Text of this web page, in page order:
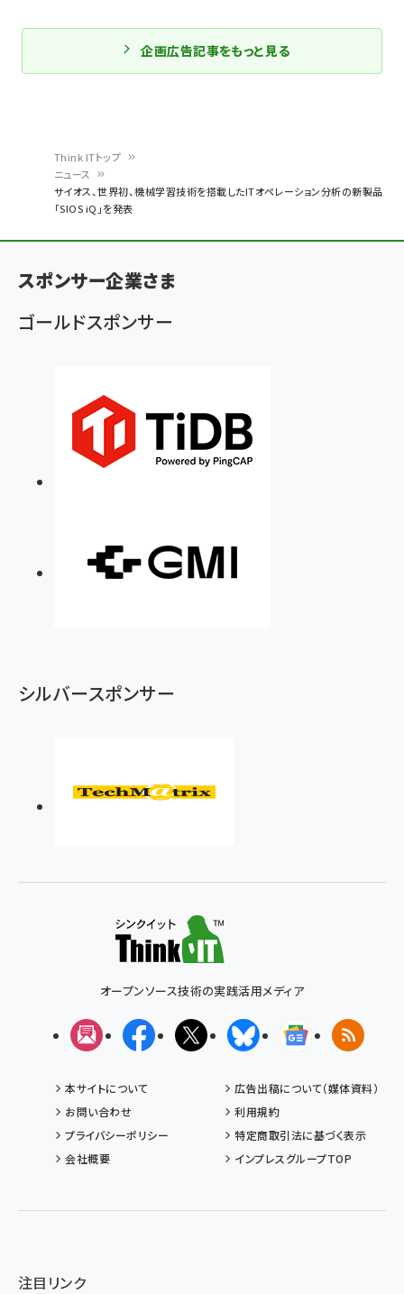
く
ず
Think ITトップ
ニュース
サイオス、世界初、機械学習技術を搭載したITオペレーション分析の新製品
「SIOS iQ」を発表
企画広告記事をもっと見る
スポンサー企業さま
ゴールドスポンサー
シルバースポンサー
オープンソース技術の実践活用メディア
メルマガFacebookX(エックス)BlueskyGoogleニュ
RSS
本サイトについて
広告出稿について（媒体資料）
お問い合わせ
利用規約
プライバシーポリシー
特定商取引法に基づく表示
会社概要
インプレスグループTOP
注目リンク